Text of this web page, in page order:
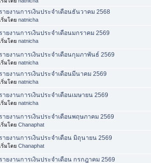
รายงานการเงินประจำเดือนธันวาคม 2568
ริ่มโดย natnicha
รายงานการเงินประจำเดือนมกราคม 2569
ริ่มโดย natnicha
รายงานการเงินประจำเดือนกุมภาพันธ์ 2569
ริ่มโดย natnicha
รายงานการเงินประจำเดือนมีนาคม 2569
ริ่มโดย natnicha
รายงานการเงินประจำเดือนเมษายน 2569
ริ่มโดย natnicha
รายงานการเงินประจำเดือนพฤษภาคม 2569
ริ่มโดย Chanaphat
รายงานการเงินประจำเดือน มิถุนายน 2569
ริ่มโดย Chanaphat
รายงานการเงินประจำเดือน กรกฎาคม 2569